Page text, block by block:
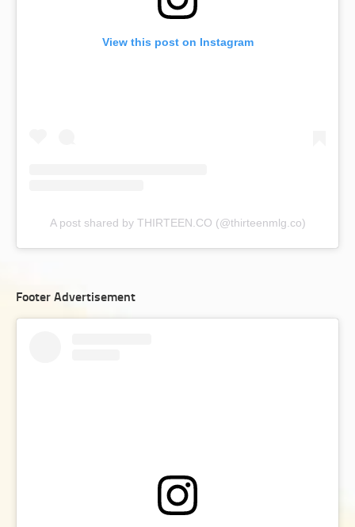
View this post on Instagram
A post shared by THIRTEEN.CO (@thirteenmlg.co)
Footer Advertisement